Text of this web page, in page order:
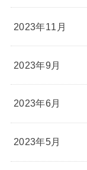
2023年11月
2023年9月
2023年6月
2023年5月